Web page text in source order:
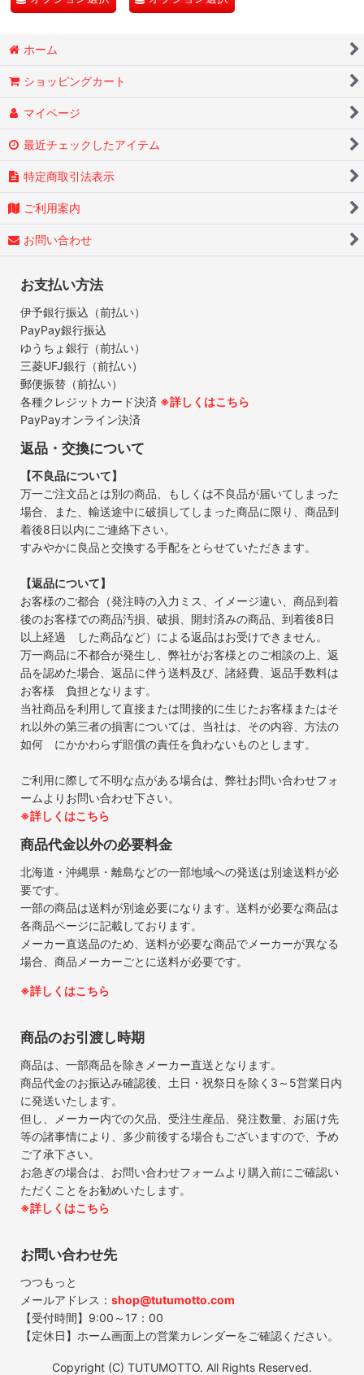
ホーム
ショッピングカート
マイページ
最近チェックしたアイテム
特定商取引法表示
ご利用案内
お問い合わせ
お支払い方法
伊予銀行振込（前払い）
PayPay銀行振込
ゆうちょ銀行（前払い）
三菱UFJ銀行（前払い）
郵便振替（前払い）
各種クレジットカード決済 ※詳しくはこちら
PayPayオンライン決済
返品・交換について
【不良品について】
万一ご注文品とは別の商品、もしくは不良品が届いてしまった
場合、また、輸送途中に破損してしまった商品に限り、商品到
着後8日以内にご連絡下さい。
すみやかに良品と交換する手配をとらせていただきます。
【返品について】
お客様のご都合（発注時の入力ミス、イメージ違い、商品到着
後のお客様での商品汚損、破損、開封済みの商品、到着後8日
以上経過 した商品など）による返品はお受けできません。
万一商品に不都合が発生し、弊社がお客様とのご相談の上、返
品を認めた場合、返品に伴う送料及び、諸経費、返品手数料は
お客様 負担となります。
当社商品を利用して直接または間接的に生じたお客様またはそ
れ以外の第三者の損害については、当社は、その内容、方法の
如何 にかかわらず賠償の責任を負わないものとします。
ご利用に際して不明な点がある場合は、弊社お問い合わせフォ
ームよりお問い合わせ下さい。
※詳しくはこちら
商品代金以外の必要料金
北海道・沖縄県・離島などの一部地域への発送は別途送料が必
要です。
一部の商品は送料が別途必要になります。送料が必要な商品は
各商品ページに記載しております。
メーカー直送品のため、送料が必要な商品でメーカーが異なる
場合、商品メーカーごとに送料が必要です。
※詳しくはこちら
商品のお引渡し時期
商品は、一部商品を除きメーカー直送となります。
商品代金のお振込み確認後、土日・祝祭日を除く3～5営業日内
に発送いたします。
但し、メーカー内での欠品、受注生産品、発注数量、お届け先
等の諸事情により、多少前後する場合もございますので、予め
ご了承下さい。
お急ぎの場合は、お問い合わせフォームより購入前にご確認い
ただくことをお勧めいたします。
※詳しくはこちら
お問い合わせ先
つつもっと
メールアドレス： shop@tutumotto.com
【受付時間】9:00～17：00
【定休日】ホーム画面上の営業カレンダーをご確認ください。
Copyright (C) TUTUMOTTO. All Rights Reserved.